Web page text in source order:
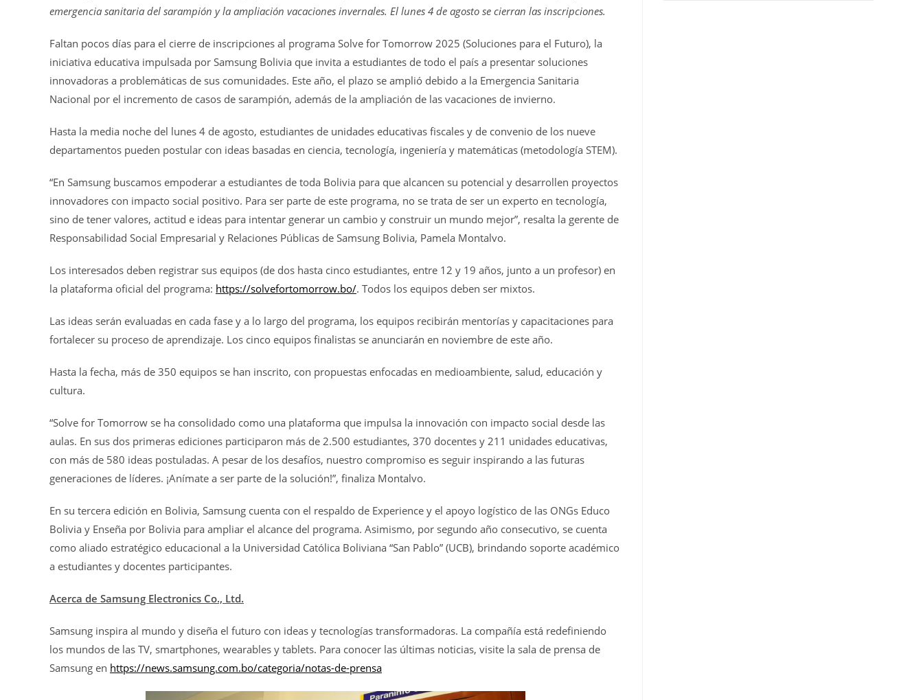
emergencia sanitaria del sarampión y la ampliación vacaciones invernales. El lunes 4 de agosto se cierran las inscripciones.
Faltan pocos días para el cierre de inscripciones al programa Solve for Tomorrow 2025 (Soluciones para el Futuro), la
iniciativa educativa impulsada por Samsung Bolivia que invita a estudiantes de todo el país a presentar soluciones
innovadoras a problemáticas de sus comunidades. Este año, el plazo se amplió debido a la Emergencia Sanitaria
Nacional por el incremento de casos de sarampión, además de la ampliación de las vacaciones de invierno.
Hasta la media noche del lunes 4 de agosto, estudiantes de unidades educativas fiscales y de convenio de los nueve
departamentos pueden postular con ideas basadas en ciencia, tecnología, ingeniería y matemáticas (metodología STEM).
“En Samsung buscamos empoderar a estudiantes de toda Bolivia para que alcancen su potencial y desarrollen proyectos
innovadores con impacto social positivo. Para ser parte de este programa, no se trata de ser un experto en tecnología,
sino de tener valores, actitud e ideas para intentar generar un cambio y construir un mundo mejor”, resalta la gerente de
Responsabilidad Social Empresarial y Relaciones Públicas de Samsung Bolivia, Pamela Montalvo.
Los interesados deben registrar sus equipos (de dos hasta cinco estudiantes, entre 12 y 19 años, junto a un profesor) en
la plataforma oficial del programa: https://solvefortomorrow.bo/. Todos los equipos deben ser mixtos.
Las ideas serán evaluadas en cada fase y a lo largo del programa, los equipos recibirán mentorías y capacitaciones para
fortalecer su proceso de aprendizaje. Los cinco equipos finalistas se anunciarán en noviembre de este año.
Hasta la fecha, más de 350 equipos se han inscrito, con propuestas enfocadas en medioambiente, salud, educación y
cultura.
“Solve for Tomorrow se ha consolidado como una plataforma que impulsa la innovación con impacto social desde las
aulas. En sus dos primeras ediciones participaron más de 2.500 estudiantes, 370 docentes y 211 unidades educativas,
con más de 580 ideas postuladas. A pesar de los desafíos, nuestro compromiso es seguir inspirando a las futuras
generaciones de líderes. ¡Anímate a ser parte de la solución!”, finaliza Montalvo.
En su tercera edición en Bolivia, Samsung cuenta con el respaldo de Experience y el apoyo logístico de las ONGs Educo
Bolivia y Enseña por Bolivia para ampliar el alcance del programa. Asimismo, por segundo año consecutivo, se cuenta
como aliado estratégico educacional a la Universidad Católica Boliviana “San Pablo” (UCB), brindando soporte académico
a estudiantes y docentes participantes.
Acerca de Samsung Electronics Co., Ltd.
Samsung inspira al mundo y diseña el futuro con ideas y tecnologías transformadoras. La compañía está redefiniendo
los mundos de las TV, smartphones, wearables y tablets. Para conocer las últimas noticias, visite la sala de prensa de
Samsung en https://news.samsung.com.bo/categoria/notas-de-prensa